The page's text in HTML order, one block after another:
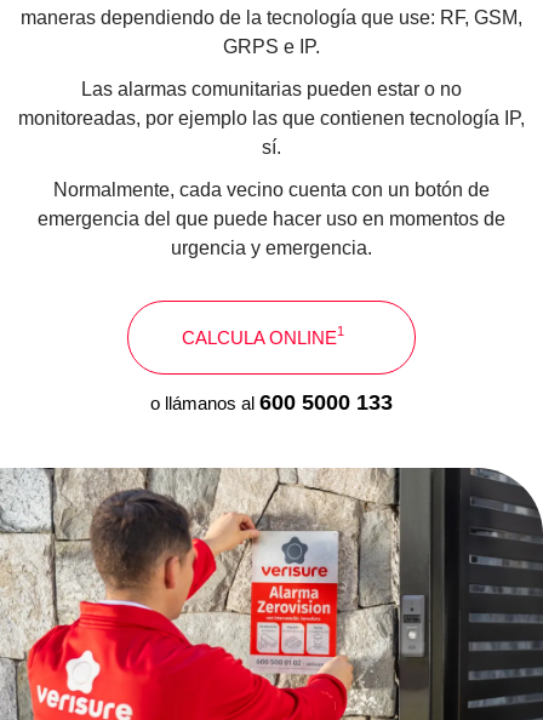
maneras dependiendo de la tecnología que use: RF, GSM,
GRPS e IP.
Las alarmas comunitarias pueden estar o no
monitoreadas, por ejemplo las que contienen tecnología IP,
sí.
Normalmente, cada vecino cuenta con un botón de
emergencia del que puede hacer uso en momentos de
urgencia y emergencia.
CALCULA ONLINE1
o llámanos al 600 5000 133